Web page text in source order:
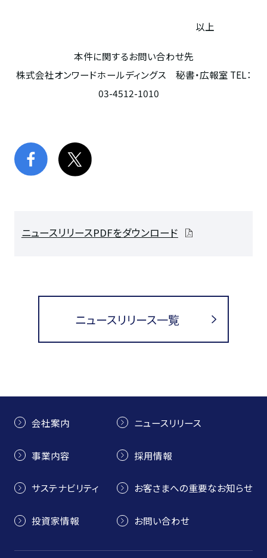
以上
本件に関するお問い合わせ先
株式会社オンワードホールディングス 秘書・広報室 TEL：
03-4512-1010
ニュースリリースPDFをダウンロード
ニュースリリース一覧
会社案内
事業内容
サステナビリティ
投資家情報
ニュースリリース
採用情報
お客さまへの重要なお知らせ
お問い合わせ